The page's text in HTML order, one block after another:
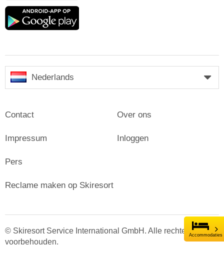
Accommodaties
Google
Nederlands
Contact
Impressum
Pers
Over ons
Inloggen
Reclame maken op Skiresort
© Skiresort Service International GmbH. Alle rechten
voorbehouden.